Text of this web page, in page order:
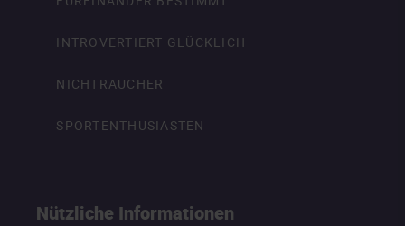
INTROVERTIERT GLÜCKLICH
NICHTRAUCHER
SPORTENTHUSIASTEN
Nützliche Informationen